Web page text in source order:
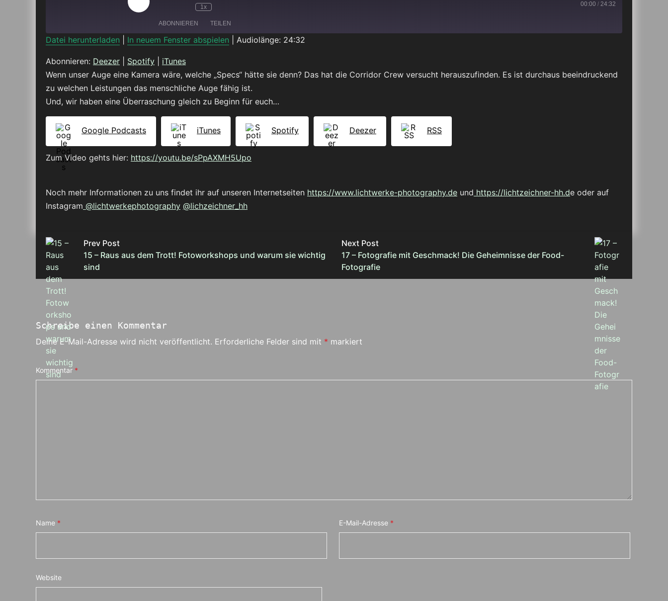
Play
Episode
1x 00:00 / 24:32
ABONNIEREN TEILEN
RSS FEED
LINK
EMBED
Datei herunterladen In neuem Fenster abspielen Audiolänge: 24:32
Abonnieren: Deezer Spotify
iTunes
Wenn unser Auge eine Kamera wäre, welche „Specs“ hätte sie denn? Das hat die Corridor Crew versucht herauszufinden. Es ist durchaus beeindruckend
zu welchen Leistungen das menschliche Auge fähig ist.
Und, wir haben eine Überraschung gleich zu Beginn für euch…
Google Podcasts iTunes Spotify Deezer RSS
Zum Video gehts hier: https://youtu.be/sPpAXMH5Upo
Noch mehr Informationen zu uns findet ihr auf unseren Internetseiten https://www.lichtwerke-photography.de und https://lichtzeichner-hh.de oder auf
Instagram @lichtwerkephotography @lichzeichner_hh
Prev Post
15 – Raus aus dem Trott! Fotoworkshops und warum sie wichtig
sind
Next Post
17 – Fotografie mit Geschmack! Die Geheimnisse der Food-
Fotografie
Schreibe einen Kommentar
Deine E-Mail-Adresse wird nicht veröffentlicht. Erforderliche Felder sind mit * markiert
Kommentar *
Name * E-Mail-Adresse *
Website